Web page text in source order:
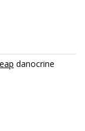
danocrine